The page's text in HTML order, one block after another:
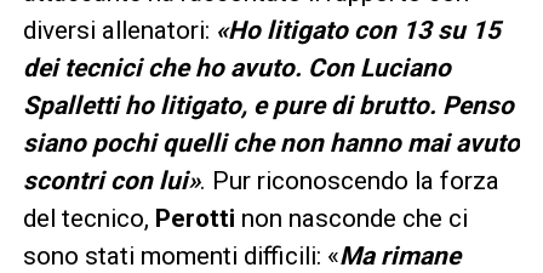
diversi allenatori: «Ho litigato con 13 su 15
dei tecnici che ho avuto. Con Luciano
Spalletti ho litigato, e pure di brutto. Penso
siano pochi quelli che non hanno mai avuto
scontri con lui». Pur riconoscendo la forza
del tecnico, Perotti non nasconde che ci
sono stati momenti difficili: «Ma rimane